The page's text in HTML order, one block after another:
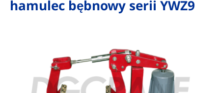
hamulec bębnowy serii YWZ9